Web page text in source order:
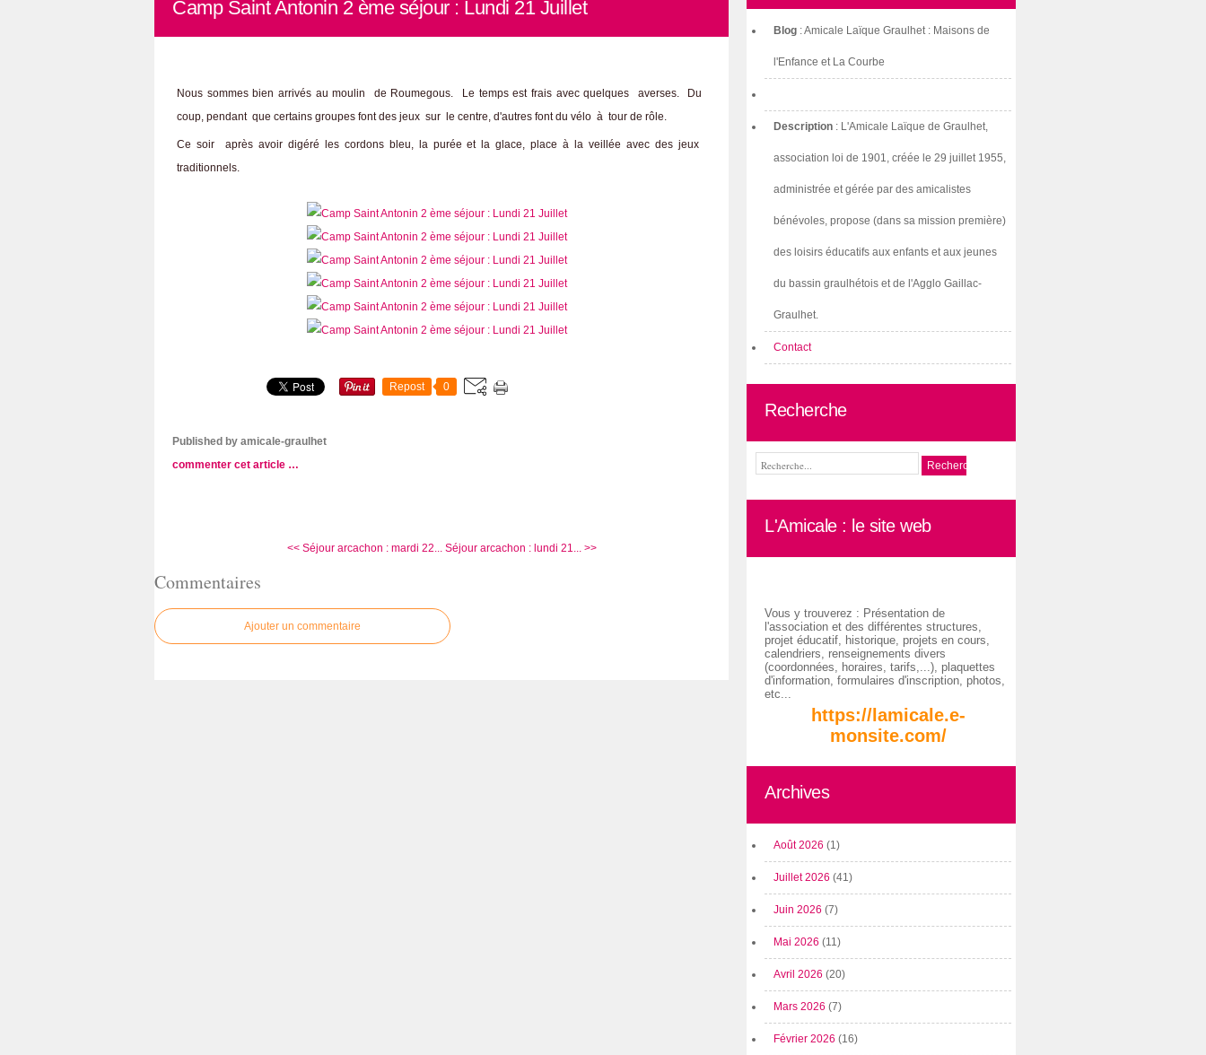
Camp Saint Antonin 2 ème séjour : Lundi 21 Juillet
Nous sommes bien arrivés au moulin de Roumegous. Le temps est frais avec quelques averses. Du
coup, pendant que certains groupes font des jeux sur le centre, d'autres font du vélo à tour de rôle.
Ce soir après avoir digéré les cordons bleu, la purée et la glace, place à la veillée avec des jeux
traditionnels.
Repost 0
Published by amicale-graulhet
commenter cet article …
<< Séjour arcachon : mardi 22... Séjour arcachon : lundi 21... >>
Commentaires
Ajouter un commentaire
Blog : Amicale Laïque Graulhet : Maisons de
l'Enfance et La Courbe
Description : L'Amicale Laïque de Graulhet,
association loi de 1901, créée le 29 juillet 1955,
administrée et gérée par des amicalistes
bénévoles, propose (dans sa mission première)
des loisirs éducatifs aux enfants et aux jeunes
du bassin graulhétois et de l'Agglo Gaillac-
Graulhet.
Contact
Recherche
L'Amicale : le site web
Vous y trouverez : Présentation de
l'association et des différentes structures,
projet éducatif, historique, projets en cours,
calendriers, renseignements divers
(coordonnées, horaires, tarifs,...), plaquettes
d'information, formulaires d'inscription, photos,
etc...
https://lamicale.e-
monsite.com/
Archives
Août 2026 (1)
Juillet 2026 (41)
Juin 2026 (7)
Mai 2026 (11)
Avril 2026 (20)
Mars 2026 (7)
Février 2026 (16)